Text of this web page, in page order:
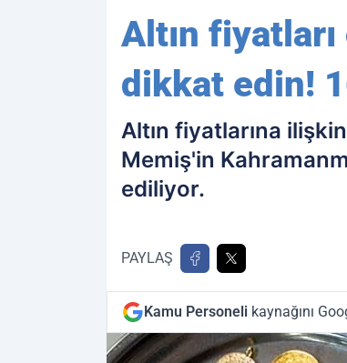
Altın
dikkat edin!
Altın fiyatlarına
Memiş'in
ediliyor.
PAYLAŞ
Kamu Personeli kaynağını